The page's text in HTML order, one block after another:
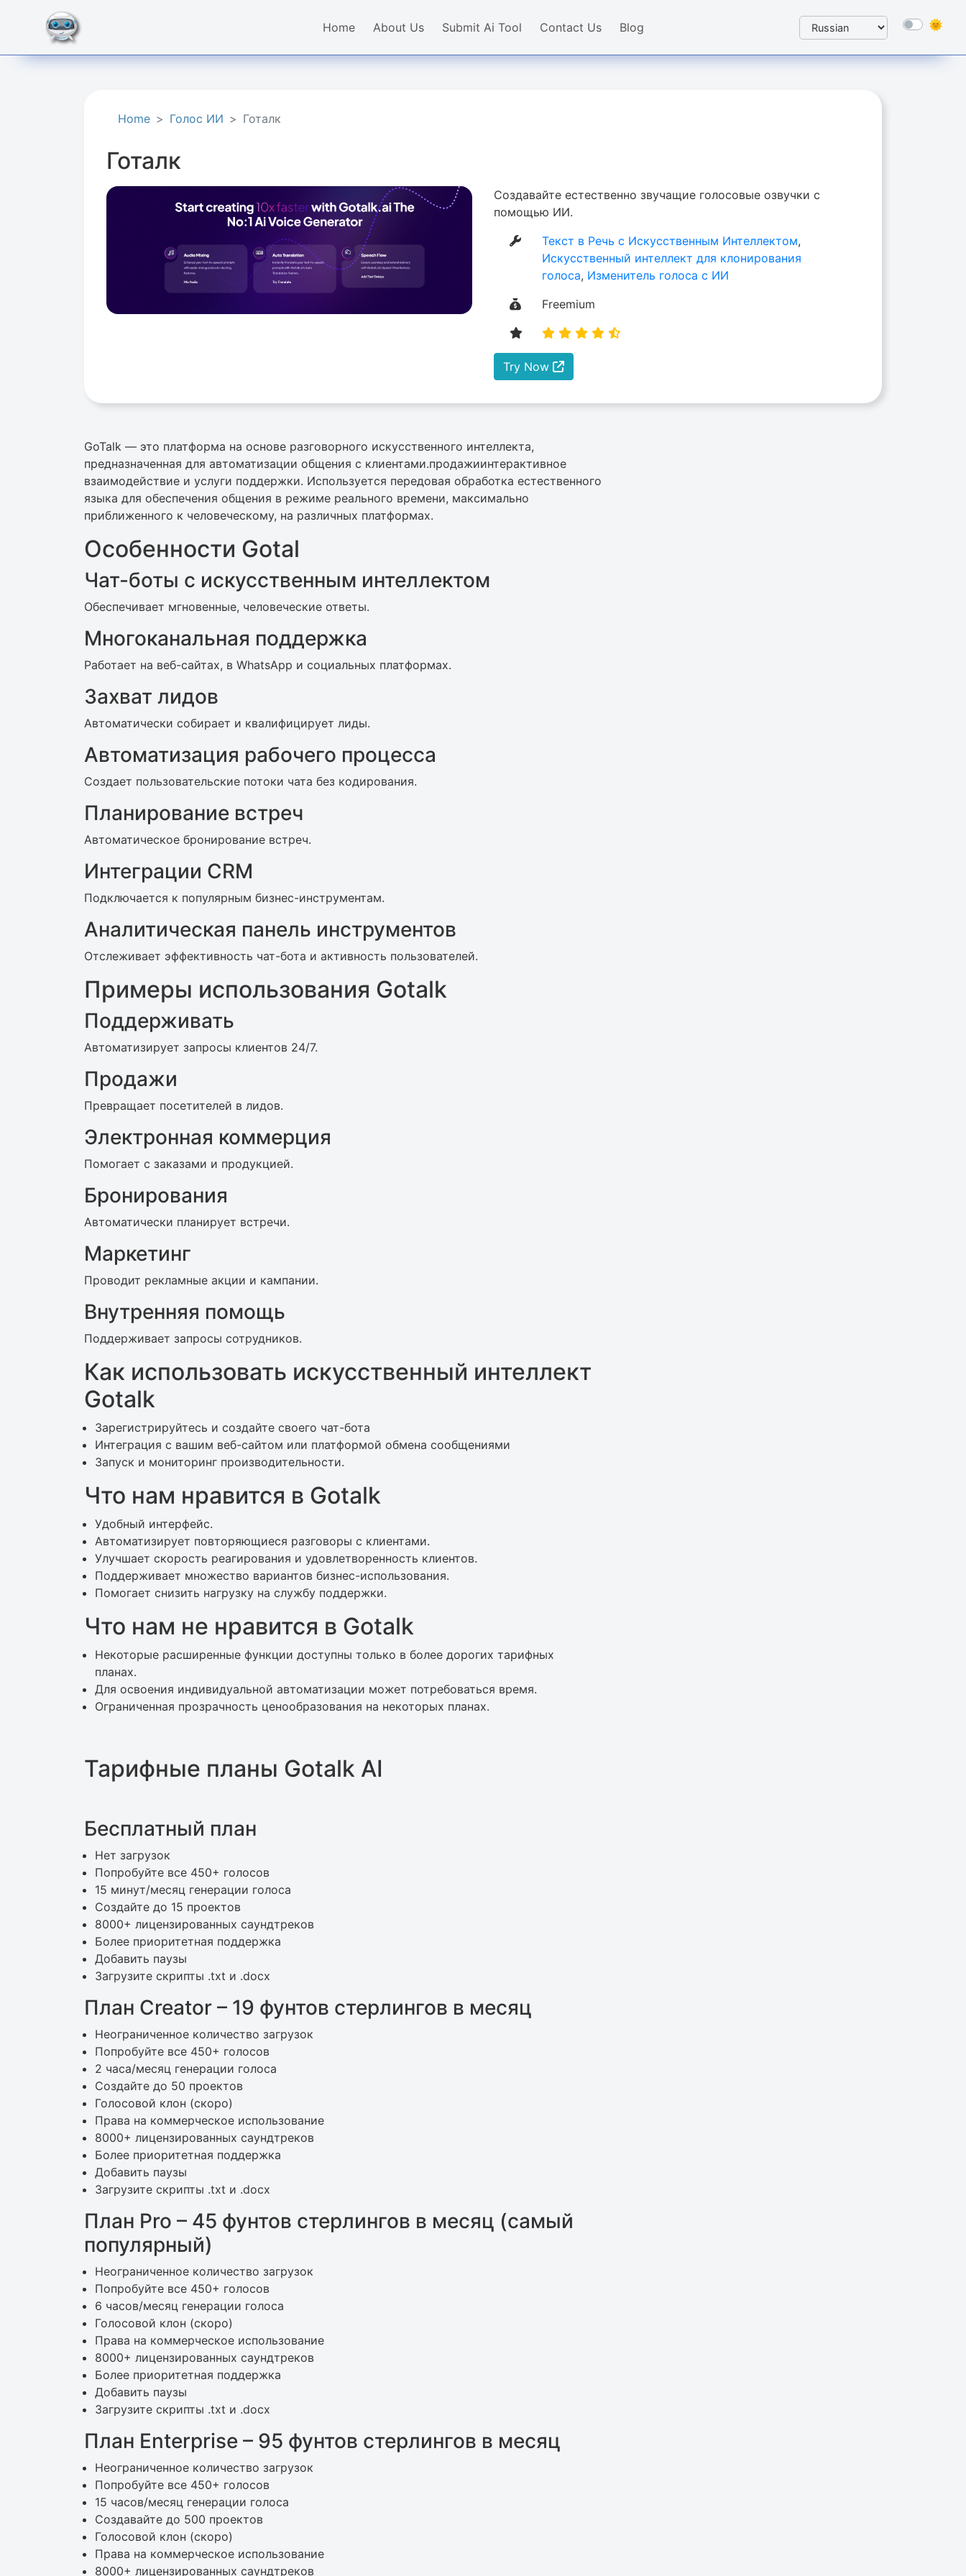
Home About Us Submit Ai Tool Contact Us Blog
Home Голос ИИ Готалк
Готалк
Создавайте естественно звучащие голосовые озвучки с
помощью ИИ.
Текст в Речь с Искусственным Интеллектом,
Искусственный интеллект для клонирования
голоса, Изменитель голоса с ИИ
Freemium
Try Now
GoTalk — это платформа на основе разговорного искусственного интеллекта,
предназначенная для автоматизации общения с клиентами.продажиинтерактивное
взаимодействие и услуги поддержки. Используется передовая обработка естественного
языка для обеспечения общения в режиме реального времени, максимально
приближенного к человеческому, на различных платформах.
Особенности Gotal
Чат-боты с искусственным интеллектом
Обеспечивает мгновенные, человеческие ответы.
Многоканальная поддержка
Работает на веб-сайтах, в WhatsApp и социальных платформах.
Захват лидов
Автоматически собирает и квалифицирует лиды.
Автоматизация рабочего процесса
Создает пользовательские потоки чата без кодирования.
Планирование встреч
Автоматическое бронирование встреч.
Интеграции CRM
Подключается к популярным бизнес-инструментам.
Аналитическая панель инструментов
Отслеживает эффективность чат-бота и активность пользователей.
Примеры использования Gotalk
Поддерживать
Автоматизирует запросы клиентов 24/7.
Продажи
Превращает посетителей в лидов.
Электронная коммерция
Помогает с заказами и продукцией.
Бронирования
Автоматически планирует встречи.
Маркетинг
Проводит рекламные акции и кампании.
Внутренняя помощь
Поддерживает запросы сотрудников.
Как использовать искусственный интеллект
Gotalk
Зарегистрируйтесь и создайте своего чат-бота
Интеграция с вашим веб-сайтом или платформой обмена сообщениями
Запуск и мониторинг производительности.
Что нам нравится в Gotalk
Удобный интерфейс.
Автоматизирует повторяющиеся разговоры с клиентами.
Улучшает скорость реагирования и удовлетворенность клиентов.
Поддерживает множество вариантов бизнес-использования.
Помогает снизить нагрузку на службу поддержки.
Что нам не нравится в Gotalk
Некоторые расширенные функции доступны только в более дорогих тарифных
планах.
Для освоения индивидуальной автоматизации может потребоваться время.
Ограниченная прозрачность ценообразования на некоторых планах.
Тарифные планы Gotalk AI
Бесплатный план
Нет загрузок
Попробуйте все 450+ голосов
15 минут/месяц генерации голоса
Создайте до 15 проектов
8000+ лицензированных саундтреков
Более приоритетная поддержка
Добавить паузы
Загрузите скрипты .txt и .docx
План Creator – 19 фунтов стерлингов в месяц
Неограниченное количество загрузок
Попробуйте все 450+ голосов
2 часа/месяц генерации голоса
Создайте до 50 проектов
Голосовой клон (скоро)
Права на коммерческое использование
8000+ лицензированных саундтреков
Более приоритетная поддержка
Добавить паузы
Загрузите скрипты .txt и .docx
План Pro – 45 фунтов стерлингов в месяц (самый
популярный)
Неограниченное количество загрузок
Попробуйте все 450+ голосов
6 часов/месяц генерации голоса
Голосовой клон (скоро)
Права на коммерческое использование
8000+ лицензированных саундтреков
Более приоритетная поддержка
Добавить паузы
Загрузите скрипты .txt и .docx
План Enterprise – 95 фунтов стерлингов в месяц
Неограниченное количество загрузок
Попробуйте все 450+ голосов
15 часов/месяц генерации голоса
Создавайте до 500 проектов
Голосовой клон (скоро)
Права на коммерческое использование
8000+ лицензированных саундтреков